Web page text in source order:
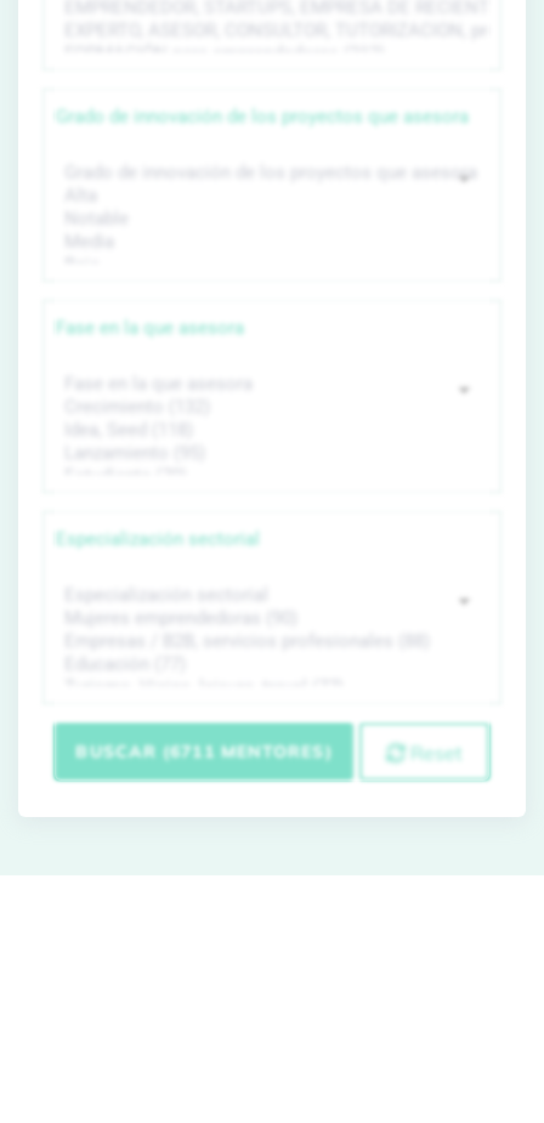
Grado de innovación de los proyectos que asesora
Fase en la que asesora
Especialización sectorial
BUSCAR (6711 MENTORES) Reset